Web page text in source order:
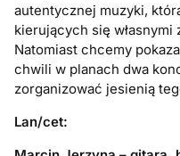
autentycznej muzyki,
kierujących się własnymi
Natomiast chcemy
chwili w planach dwa
zorganizować jesienią
Lan/cet: